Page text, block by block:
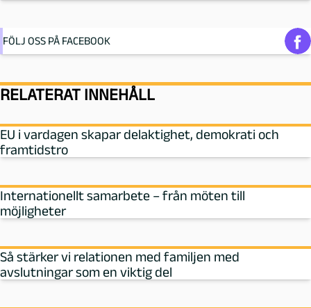
FÖLJ OSS PÅ FACEBOOK
RELATERAT INNEHÅLL
EU i vardagen skapar delaktighet, demokrati och
framtidstro
Internationellt samarbete – från möten till
möjligheter
Så stärker vi relationen med familjen med
avslutningar som en viktig del